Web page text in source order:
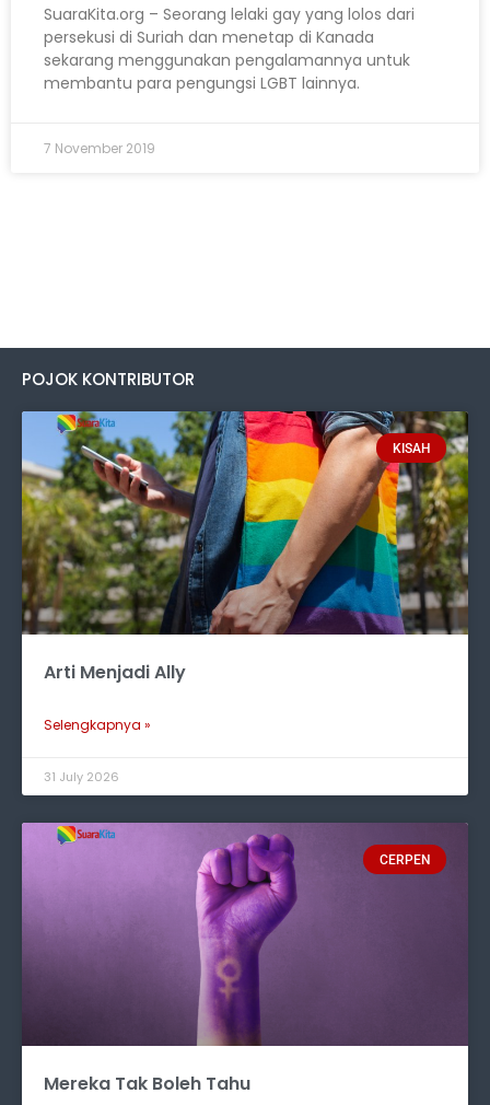
SuaraKita.org – Seorang lelaki gay yang lolos dari
persekusi di Suriah dan menetap di Kanada
sekarang menggunakan pengalamannya untuk
membantu para pengungsi LGBT lainnya.
7 November 2019
POJOK KONTRIBUTOR
KISAH
Arti Menjadi Ally
Selengkapnya »
31 July 2026
CERPEN
Mereka Tak Boleh Tahu